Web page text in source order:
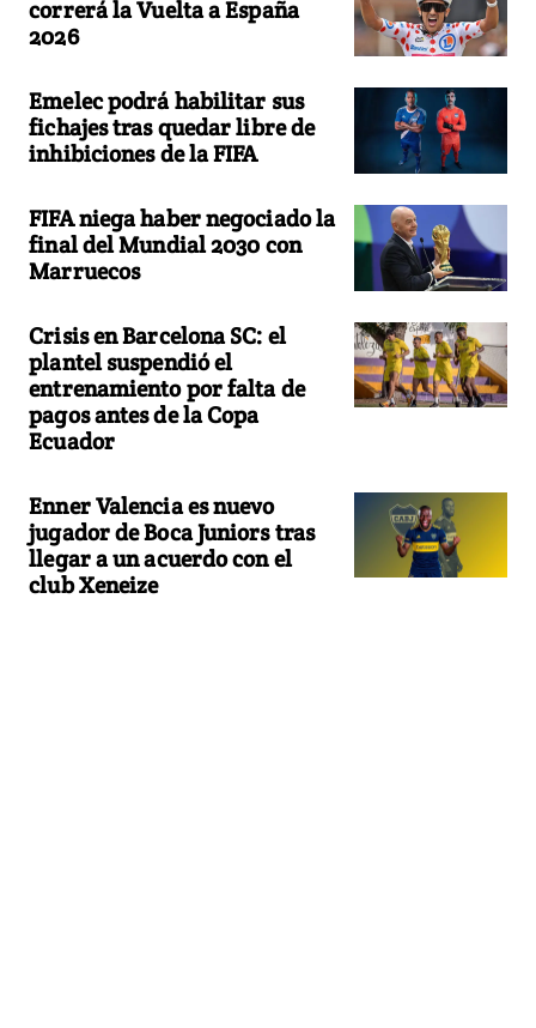
correrá la Vuelta a España
2026
Emelec podrá habilitar sus
fichajes tras quedar libre de
inhibiciones de la FIFA
FIFA niega haber negociado la
final del Mundial 2030 con
Marruecos
Crisis en Barcelona SC: el
plantel suspendió el
entrenamiento por falta de
pagos antes de la Copa
Ecuador
Enner Valencia es nuevo
jugador de Boca Juniors tras
llegar a un acuerdo con el
club Xeneize